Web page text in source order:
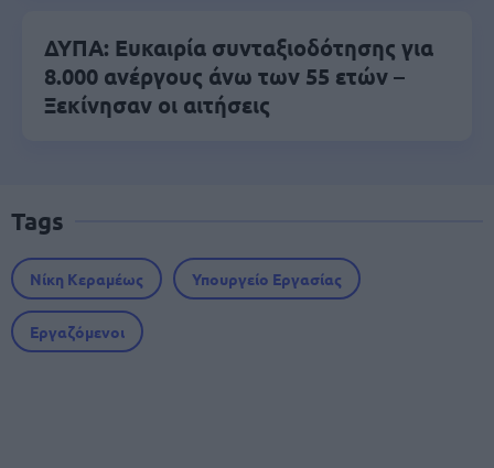
ΔΥΠΑ: Ευκαιρία συνταξιοδότησης για
8.000 ανέργους άνω των 55 ετών –
Ξεκίνησαν οι αιτήσεις
Tags
Νίκη Κεραμέως Υπουργείο Εργασίας
Εργαζόμενοι